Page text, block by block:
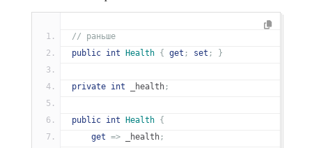
// раньше
public int Health { get ; set ; }
private int _health;
public int Health {
get => _health;